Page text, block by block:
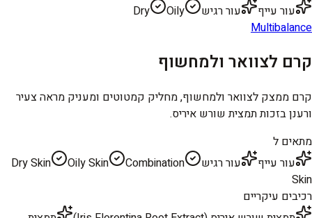
עור עייף עור רגיש Dry
Oily
Multibalance
קרם לצוואר ולמחשוף
קרם ממצק לצוואר ולמחשוף, מחליק קמטוטים ומעניק מראה צעיר
ורענן בזכות תמצית שורש איריס.
מתאים ל
עור עייף
עור רגיש Dry Skin Oily Skin
Combination
Skin
רכיבים עיקריים